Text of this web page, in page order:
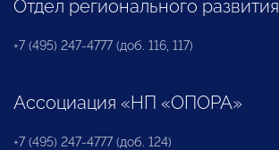
Отдел регионального развития
+7 (495) 247-4777 (доб. 116, 117)
Ассоциация «НП «ОПОРА»
+7 (495) 247-4777 (доб. 124)